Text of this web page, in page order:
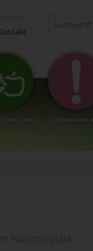
Nationalpark